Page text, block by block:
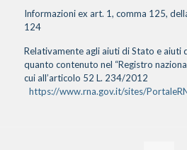
Informazioni ex art. 1, comma 125,
124
Relativamente agli aiuti di Stato e aiuti
quanto contenuto nel “Registro
cui all’articolo 52 L. 234/2012
https://www.rna.gov.it/sites/